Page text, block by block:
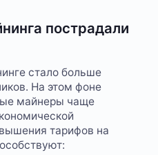
пострадали
стало больше
На этом фоне
майнеры чаще
тарифов на